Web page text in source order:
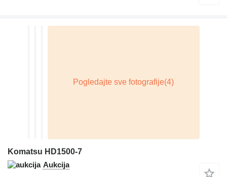
Komatsu HD1500-7
Aukcija